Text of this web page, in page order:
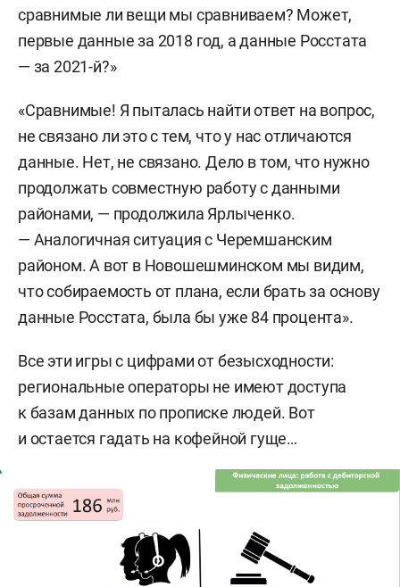
сравнимые ли вещи мы сравниваем? Может,
первые данные за 2018 год, а данные Росстата
— за 2021-й?»
«Сравнимые! Я пыталась найти ответ на вопрос,
не связано ли это с тем, что у нас отличаются
данные. Нет, не связано. Дело в том, что нужно
продолжать совместную работу с данными
районами, — продолжила Ярлыченко.
— Аналогичная ситуация с Черемшанским
районом. А вот в Новошешминском мы видим,
что собираемость от плана, если брать за основу
данные Росстата, была бы уже 84 процента».
Все эти игры с цифрами от безысходности:
региональные операторы не имеют доступа
к базам данных по прописке людей. Вот
и остается гадать на кофейной гуще…